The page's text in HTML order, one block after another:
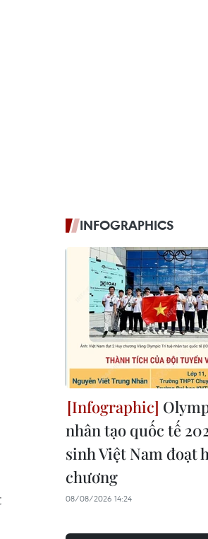
INFOGRAPHICS
nhân tạo quốc tế
sinh Việt Nam đoạt
chương
08/08/2026 14:24